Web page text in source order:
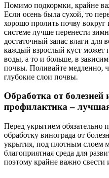
Помимо подкормки, крайне
Если осень была сухой, то
хорошо пролить почву
системе лучше перенести
достаточный запас влаги для
каждый взрослый куст может
воды, а то и больше, в
почвы. Поливайте медленно,
глубокие слои почвы.
Обработка от болезней
профилактика –
Перед укрытием обязательно
обработку винограда от
укрытия, под плотным слоем
благоприятная среда для
поэтому крайне важно